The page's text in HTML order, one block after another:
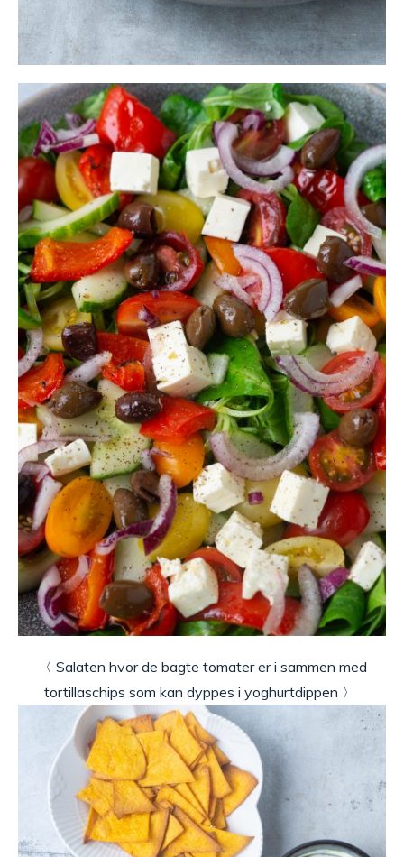
〈 Salaten hvor de bagte tomater er i sammen med
tortillaschips som kan dyppes i yoghurtdippen 〉